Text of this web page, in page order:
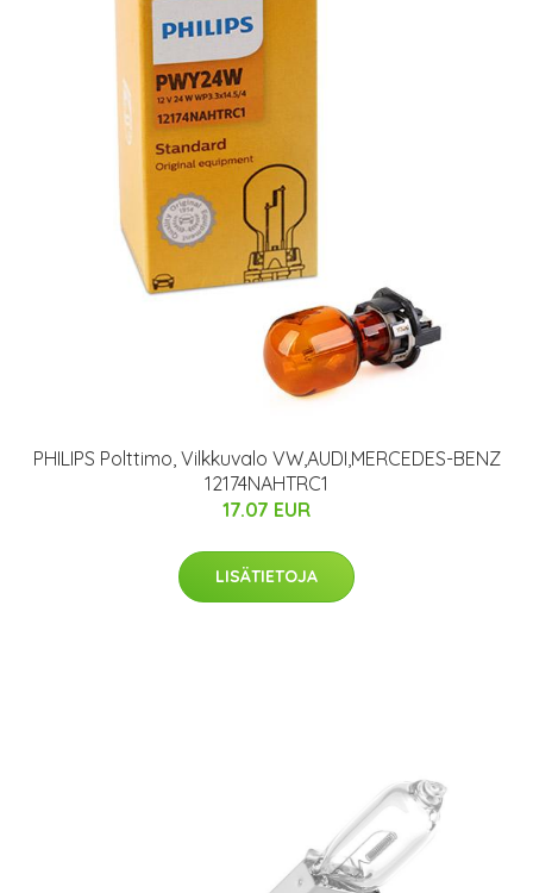
PHILIPS Polttimo, Vilkkuvalo VW,AUDI,MERCEDES-BENZ
12174NAHTRC1
17.07 EUR
LISÄTIETOJA